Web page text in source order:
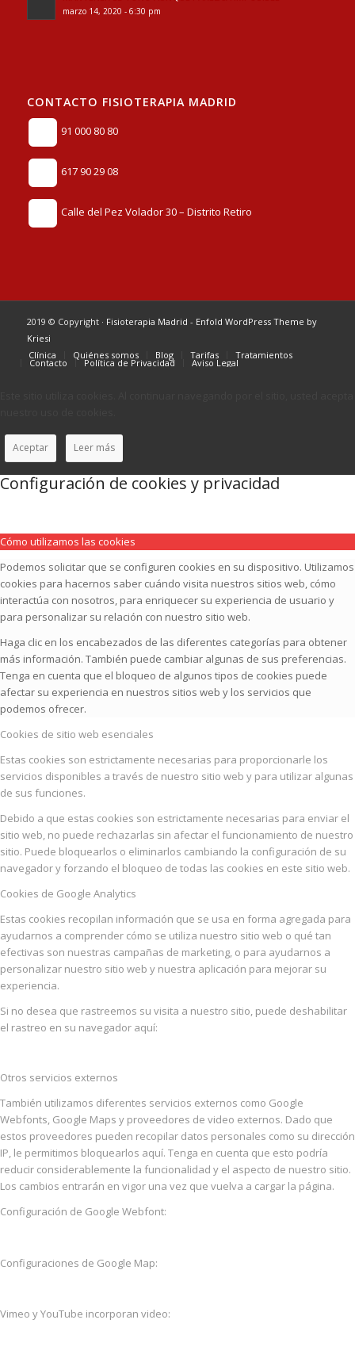
marzo 14, 2020 - 6:30 pm
CONTACTO FISIOTERAPIA MADRID
91 000 80 80
617 90 29 08
Calle del Pez Volador 30 – Distrito Retiro
2019 © Copyright · Fisioterapia Madrid - Enfold WordPress Theme by
Kriesi
Clínica
Quiénes somos Blog Tarifas Tratamientos
Contacto Política de Privacidad Aviso Legal
Aceptar Leer más
Configuración de cookies y privacidad
Cómo utilizamos las cookies
Podemos solicitar que se configuren cookies en su dispositivo. Utilizamos
cookies para hacernos saber cuándo visita nuestros sitios web, cómo
interactúa con nosotros, para enriquecer su experiencia de usuario y
para personalizar su relación con nuestro sitio web.
Haga clic en los encabezados de las diferentes categorías para obtener
más información. También puede cambiar algunas de sus preferencias.
Tenga en cuenta que el bloqueo de algunos tipos de cookies puede
afectar su experiencia en nuestros sitios web y los servicios que
podemos ofrecer.
Cookies de sitio web esenciales
Estas cookies son estrictamente necesarias para proporcionarle los
servicios disponibles a través de nuestro sitio web y para utilizar algunas
de sus funciones.
Debido a que estas cookies son estrictamente necesarias para enviar el
sitio web, no puede rechazarlas sin afectar el funcionamiento de nuestro
sitio. Puede bloquearlos o eliminarlos cambiando la configuración de su
navegador y forzando el bloqueo de todas las cookies en este sitio web.
Cookies de Google Analytics
Estas cookies recopilan información que se usa en forma agregada para
ayudarnos a comprender cómo se utiliza nuestro sitio web o qué tan
efectivas son nuestras campañas de marketing, o para ayudarnos a
personalizar nuestro sitio web y nuestra aplicación para mejorar su
experiencia.
Si no desea que rastreemos su visita a nuestro sitio, puede deshabilitar
el rastreo en su navegador aquí:
Otros servicios externos
También utilizamos diferentes servicios externos como Google
Webfonts, Google Maps y proveedores de video externos. Dado que
estos proveedores pueden recopilar datos personales como su dirección
IP, le permitimos bloquearlos aquí. Tenga en cuenta que esto podría
reducir considerablemente la funcionalidad y el aspecto de nuestro sitio.
Los cambios entrarán en vigor una vez que vuelva a cargar la página.
Configuración de Google Webfont:
Configuraciones de Google Map:
Vimeo y YouTube incorporan video: